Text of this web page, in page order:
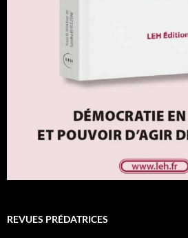
REVUES PRÉDATRICES